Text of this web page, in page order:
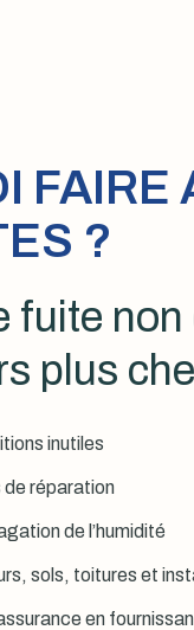
FAIRE
?
fuite
plus
inutiles
de réparation
de l’humidité
sols, toitures et
en